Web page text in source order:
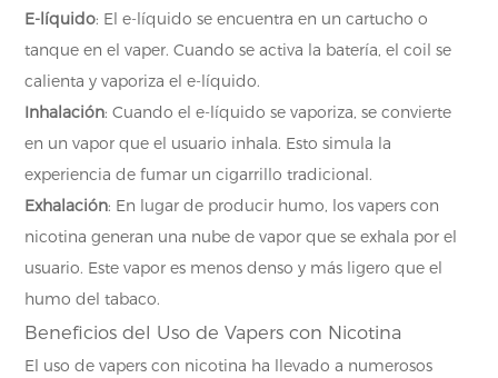
E-líquido: El e-líquido se encuentra en un cartucho o
tanque en el vaper. Cuando se activa la batería, el coil se
calienta y vaporiza el e-líquido.
Inhalación: Cuando el e-líquido se vaporiza, se convierte
en un vapor que el usuario inhala. Esto simula la
experiencia de fumar un cigarrillo tradicional.
Exhalación: En lugar de producir humo, los vapers con
nicotina generan una nube de vapor que se exhala por el
usuario. Este vapor es menos denso y más ligero que el
humo del tabaco.
Beneficios del Uso de Vapers con Nicotina
El uso de vapers con nicotina ha llevado a numerosos